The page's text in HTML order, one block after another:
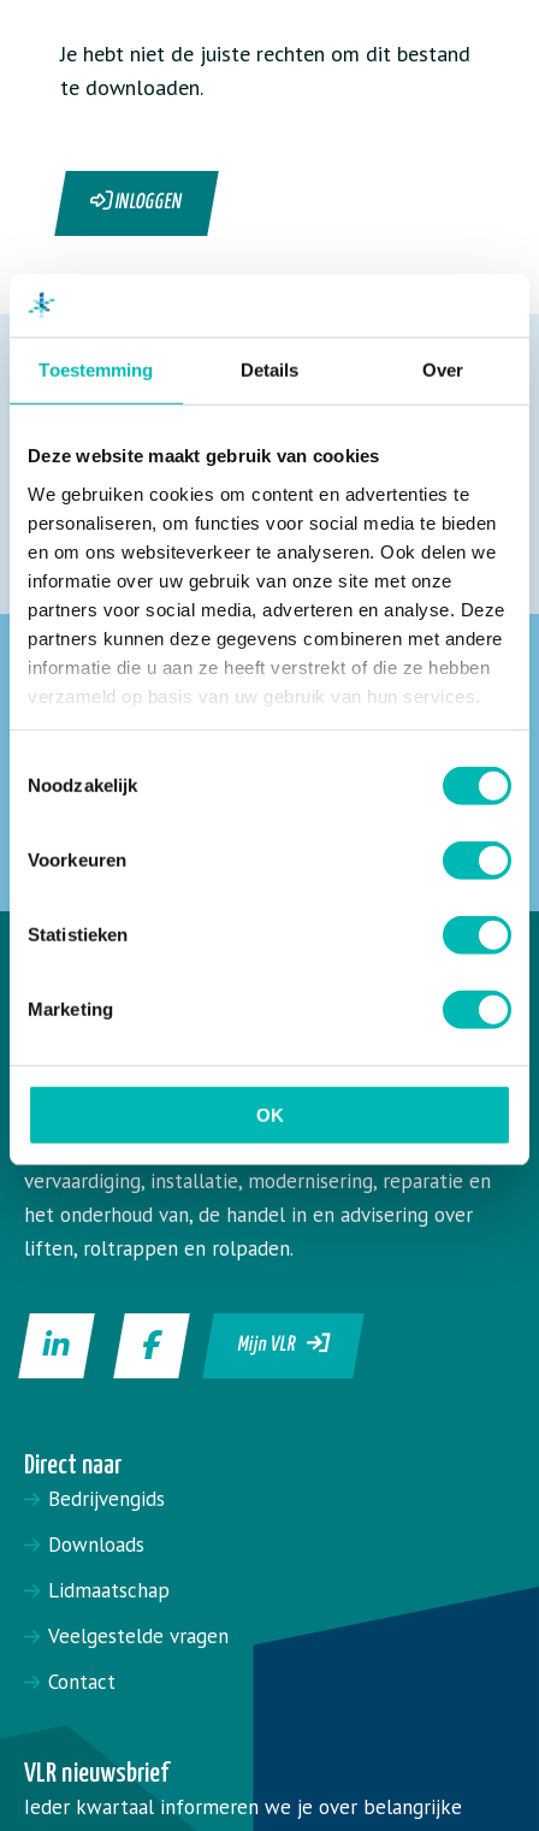
Toestemming Details Over
Deze website maakt gebruik van cookies
We gebruiken cookies om content en advertenties te
personaliseren, om functies voor social media te bieden
en om ons websiteverkeer te analyseren. Ook delen we
informatie over uw gebruik van onze site met onze
partners voor social media, adverteren en analyse. Deze
partners kunnen deze gegevens combineren met andere
informatie die u aan ze heeft verstrekt of die ze hebben
verzameld op basis van uw gebruik van hun services.
Noodzakelijk
Voorkeuren
Statistieken
Marketing
OK
Je hebt niet de juiste rechten om dit bestand
te downloaden.
INLOGGEN
Vind een VLR-vakbedrijf bij jou in de buurt
VLR is de Nederlandse vereniging voor liften en
roltrappen. VLR behartigt de belangen van de gehele
bedrijfstak en aangesloten leden op het gebied van de
vervaardiging, installatie, modernisering, reparatie en
het onderhoud van, de handel in en advisering over
liften, roltrappen en rolpaden.
Mijn VLR
Direct naar
Bedrijvengids
Downloads
Lidmaatschap
Veelgestelde vragen
Contact
VLR nieuwsbrief
Ieder kwartaal informeren we je over belangrijke